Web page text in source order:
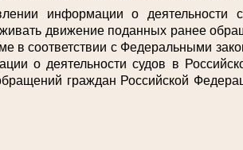
информации о деятельности
движение поданных ранее
в соответствии с Федеральными
о деятельности судов в
граждан Российской